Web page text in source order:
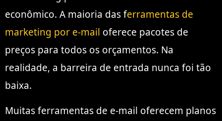
econômico. A maioria das ferramentas de
marketing por e-mail oferece pacotes de
preços para todos os orçamentos. Na
realidade, a barreira de entrada nunca foi tão
baixa.
Muitas ferramentas de e-mail oferecem planos